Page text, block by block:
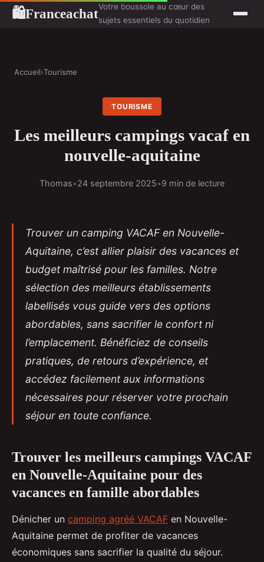
🛍FranceachatVotre boussole au cœur des
sujets essentiels du quotidien
Accueil›Tourisme
TOURISME
Les meilleurs campings vacaf en
nouvelle-aquitaine
Thomas•24 septembre 2025•9 min de lecture
Trouver un camping VACAF en Nouvelle-
Aquitaine, c’est allier plaisir des vacances et
budget maîtrisé pour les familles. Notre
sélection des meilleurs établissements
labellisés vous guide vers des options
abordables, sans sacrifier le confort ni
l’emplacement. Bénéficiez de conseils
pratiques, de retours d’expérience, et
accédez facilement aux informations
nécessaires pour réserver votre prochain
séjour en toute confiance.
Trouver les meilleurs campings VACAF
en Nouvelle-Aquitaine pour des
vacances en famille abordables
Dénicher un camping agréé VACAF en Nouvelle-
Aquitaine permet de profiter de vacances
économiques sans sacrifier la qualité du séjour.